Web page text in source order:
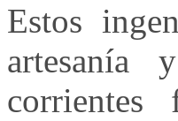
Estos
artesanía